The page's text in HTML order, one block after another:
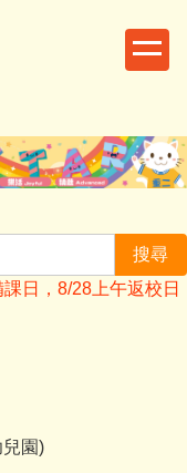
搜尋
日，8/28上午返校
園)